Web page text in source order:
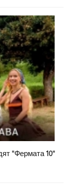
"Фермата 10"